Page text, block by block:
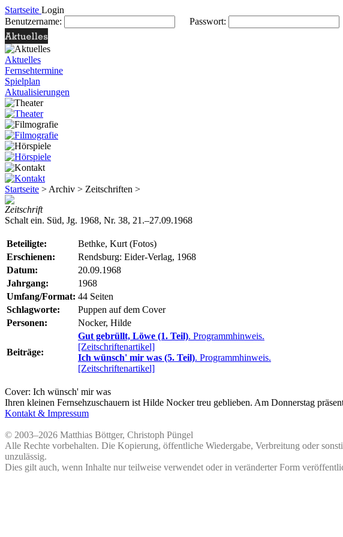
Startseite Login
Benutzername:
Passwort:
Aktuelles
Fernsehtermine
Spielplan
Aktualisierungen
Startseite > Archiv > Zeitschriften >
Zeitschrift
Schalt ein. Süd, Jg. 1968, Nr. 38, 21.–27.09.1968
Beteiligte:
Bethke, Kurt (Fotos)
Erschienen:
Rendsburg: Eider-Verlag, 1968
Datum:
20.09.1968
Jahrgang:
1968
Umfang/Format: 44 Seiten
Schlagworte:
Puppen auf dem Cover
Personen:
Nocker, Hilde
Beiträge:
Gut gebrüllt, Löwe (1. Teil). Programmhinweis.
[Zeitschriftenartikel]
Ich wünsch' mir was (5. Teil). Programmhinweis.
[Zeitschriftenartikel]
Cover: Ich wünsch' mir was
Ihren kleinen Fernsehzuschauern ist Hilde Nocker treu geblieben. Am Donnerstag
Kontakt & Impressum
© 2003–2026 Matthias Böttger, Christoph Püngel
Alle Rechte vorbehalten. Die Kopierung, öffentliche Wiedergabe, Verbreitung oder
unzulässig.
Dies gilt auch, wenn Inhalte nur teilweise verwendet oder in veränderter Form